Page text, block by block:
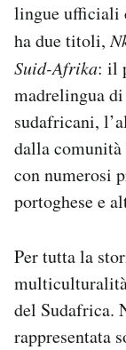
Hai bisogno
Esci
lingue ufficiali
ha due titoli,
Suid-Afrika: il
madrelingua
sudafricani,
dalla comunità
con numerosi
portoghese e
Per tutta la
del Sudafrica.
rappresentata